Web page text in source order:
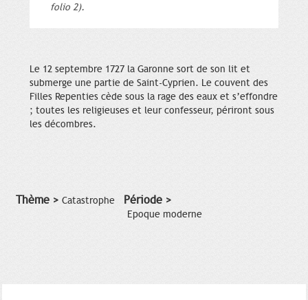
folio 2).
Le 12 septembre 1727 la Garonne sort de son lit et
submerge une partie de Saint-Cyprien. Le couvent des
Filles Repenties cède sous la rage des eaux et s’effondre
; toutes les religieuses et leur confesseur, périront sous
les décombres.
Thème > Catastrophe Période >
Epoque moderne